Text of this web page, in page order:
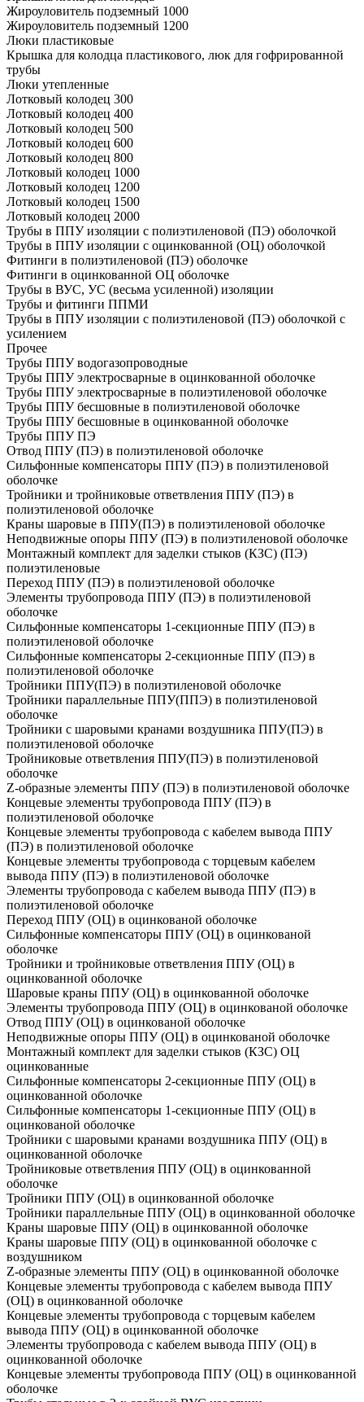
Жироуловитель подземный 1000
Жироуловитель подземный 1200
Люки пластиковые
Крышка для колодца пластикового, люк для гофрированной
трубы
Люки утепленные
Лотковый колодец 300
Лотковый колодец 400
Лотковый колодец 500
Лотковый колодец 600
Лотковый колодец 800
Лотковый колодец 1000
Лотковый колодец 1200
Лотковый колодец 1500
Лотковый колодец 2000
Трубы в ППУ изоляции с полиэтиленовой (ПЭ) оболочкой
Трубы в ППУ изоляции с оцинкованной (ОЦ) оболочкой
Фитинги в полиэтиленовой (ПЭ) оболочке
Фитинги в оцинкованной ОЦ оболочке
Трубы в ВУС, УС (весьма усиленной) изоляции
Трубы и фитинги ППМИ
Трубы в ППУ изоляции с полиэтиленовой (ПЭ) оболочкой с
усилением
Прочее
Трубы ППУ водогазопроводные
Трубы ППУ электросварные в оцинкованной оболочке
Трубы ППУ электросварные в полиэтиленовой оболочке
Трубы ППУ бесшовные в полиэтиленовой оболочке
Трубы ППУ бесшовные в оцинкованной оболочке
Трубы ППУ ПЭ
Отвод ППУ (ПЭ) в полиэтиленовой оболочке
Сильфонные компенсаторы ППУ (ПЭ) в полиэтиленовой
оболочке
Тройники и тройниковые ответвления ППУ (ПЭ) в
полиэтиленовой оболочке
Краны шаровые в ППУ(ПЭ) в полиэтиленовой оболочке
Неподвижные опоры ППУ (ПЭ) в полиэтиленовой оболочке
Монтажный комплект для заделки стыков (КЗС) (ПЭ)
полиэтиленовые
Переход ППУ (ПЭ) в полиэтиленовой оболочке
Элементы трубопровода ППУ (ПЭ) в полиэтиленовой
оболочке
Сильфонные компенсаторы 1-секционные ППУ (ПЭ) в
полиэтиленовой оболочке
Сильфонные компенсаторы 2-секционные ППУ (ПЭ) в
полиэтиленовой оболочке
Тройники ППУ(ПЭ) в полиэтиленовой оболочке
Тройники параллельные ППУ(ППЭ) в полиэтиленовой
оболочке
Тройники с шаровыми кранами воздушника ППУ(ПЭ) в
полиэтиленовой оболочке
Тройниковые ответвления ППУ(ПЭ) в полиэтиленовой
оболочке
Z-образные элементы ППУ (ПЭ) в полиэтиленовой оболочке
Концевые элементы трубопровода ППУ (ПЭ) в
полиэтиленовой оболочке
Концевые элементы трубопровода с кабелем вывода ППУ
(ПЭ) в полиэтиленовой оболочке
Концевые элементы трубопровода с торцевым кабелем
вывода ППУ (ПЭ) в полиэтиленовой оболочке
Элементы трубопровода с кабелем вывода ППУ (ПЭ) в
полиэтиленовой оболочке
Переход ППУ (ОЦ) в оцинкованой оболочке
Сильфонные компенсаторы ППУ (ОЦ) в оцинкованой
оболочке
Тройники и тройниковые ответвления ППУ (ОЦ) в
оцинкованной оболочке
Шаровые краны ППУ (ОЦ) в оцинкованной оболочке
Элементы трубопровода ППУ (ОЦ) в оцинкованой оболочке
Отвод ППУ (ОЦ) в оцинкованой оболочке
Неподвижные опоры ППУ (ОЦ) в оцинкованой оболочке
Монтажный комплект для заделки стыков (КЗС) ОЦ
оцинкованные
Сильфонные компенсаторы 2-секционные ППУ (ОЦ) в
оцинкованной оболочке
Сильфонные компенсаторы 1-секционные ППУ (ОЦ) в
оцинкованой оболочке
Тройники с шаровыми кранами воздушника ППУ (ОЦ) в
оцинкованной оболочке
Тройниковые ответвления ППУ (ОЦ) в оцинкованной
оболочке
Тройники ППУ (ОЦ) в оцинкованной оболочке
Тройники параллельные ППУ (ОЦ) в оцинкованной оболочке
Краны шаровые ППУ (ОЦ) в оцинкованной оболочке
Краны шаровые ППУ (ОЦ) в оцинкованной оболочке с
воздушником
Z-образные элементы ППУ (ОЦ) в оцинкованной оболочке
Концевые элементы трубопровода с кабелем вывода ППУ
(ОЦ) в оцинкованной оболочке
Концевые элементы трубопровода с торцевым кабелем
вывода ППУ (ОЦ) в оцинкованной оболочке
Элементы трубопровода с кабелем вывода ППУ (ОЦ) в
оцинкованной оболочке
Концевые элементы трубопровода ППУ (ОЦ) в оцинкованной
оболочке